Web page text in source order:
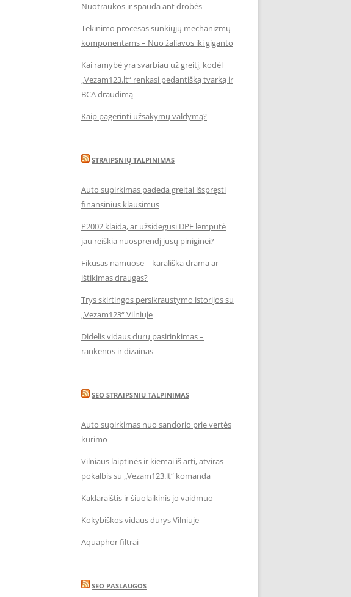
Nuotraukos ir spauda ant drobės
Tekinimo procesas sunkiųjų mechanizmų
komponentams – Nuo žaliavos iki giganto
Kai ramybė yra svarbiau už greitį, kodėl
„Vezam123.lt“ renkasi pedantišką tvarką ir
BCA draudimą
Kaip pagerinti užsakymų valdymą?
STRAIPSNIŲ TALPINIMAS
Auto supirkimas padeda greitai išspręsti
finansinius klausimus
P2002 klaida, ar užsidegusi DPF lemputė
jau reiškia nuosprendį jūsų piniginei?
Fikusas namuose – karališka drama ar
ištikimas draugas?
Trys skirtingos persikraustymo istorijos su
„Vezam123“ Vilniuje
Didelis vidaus durų pasirinkimas –
rankenos ir dizainas
SEO STRAIPSNIU TALPINIMAS
Auto supirkimas nuo sandorio prie vertės
kūrimo
Vilniaus laiptinės ir kiemai iš arti, atviras
pokalbis su „Vezam123.lt“ komanda
Kaklaraištis ir šiuolaikinis jo vaidmuo
Kokybiškos vidaus durys Vilniuje
Aquaphor filtrai
SEO PASLAUGOS